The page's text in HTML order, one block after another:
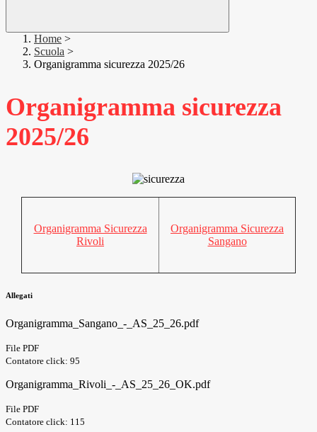
Home >
Scuola >
Organigramma sicurezza 2025/26
Organigramma sicurezza
2025/26
Organigramma Sicurezza
Rivoli
Organigramma Sicurezza
Sangano
Allegati
Organigramma_Sangano_-_AS_25_26.pdf
File PDF
Contatore click: 95
Organigramma_Rivoli_-_AS_25_26_OK.pdf
File PDF
Contatore click: 115